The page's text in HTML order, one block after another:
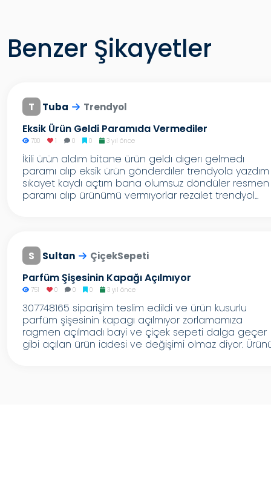
Benzer Şikayetler
T Tuba Trendyol
Eksik Ürün Geldi Paramıda Vermediler
700 1 0 0 3 yıl önce
İkili ürün aldım bitane ürün geldı dıgerı gelmedı
paramı alıp eksik ürün gönderdıler trendyola yazdım
sıkayet kaydı açtım bana olumsuz döndüler resmen
paramı alıp ürünümü vermıyorlar rezalet trendyol...
S Sultan ÇiçekSepeti
Parfüm Şişesinin Kapağı Açılmıyor
751 0 0 0 3 yıl önce
307748165 siparişim teslim edildi ve ürün kusurlu
parfüm şişesinin kapagı açılmıyor zorlamamıza
ragmen açılmadı bayi ve çiçek sepeti dalga geçer
gibi açılan ürün iadesi ve değişimi olmaz diyor.